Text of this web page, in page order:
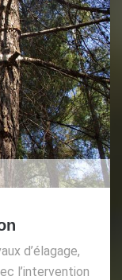
d’élagage,
l’intervention